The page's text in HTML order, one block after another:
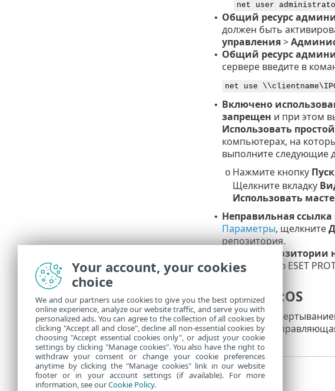
net user
• Общий ресурс
должен быть
управления>
• Общий ресурс
сервере введите в
net use
• Включено
запрещен и при этом
Использовать
компьютерах, на
выполните следующие
o Нажмите кнопку Пуск
Щелкните вкладку
Использовать
• Неправильная
Параметры, щелкните
репозитория.
Пакет в репозитории
репозиторию ESET
Linux и macOS
Проблемы с
убедитесь, что
Your account, your cookies
choice
We and our partners use cookies to give you the best optimized
online experience, analyze our website traffic, and serve you with
personalized ads. You can agree to the collection of all cookies by
clicking "Accept all and close", decline all non-essential cookies by
choosing "Accept essential cookies only", or adjust your cookie
settings by clicking "Manage cookies". You also have the right to
withdraw your consent or change your cookie preferences
anytime by clicking the "Manage cookies" link in our website
footer or in your account settings (if available). For more
information, see ourCookie Policy.